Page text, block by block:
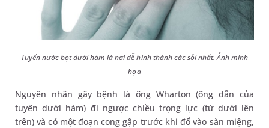
Tuyến nước bọt dưới hàm là nơi dễ hình thành các sỏi nhất. Ảnh minh
họa
Nguyên nhân gây bệnh là ống Wharton (ống dẫn của
tuyến dưới hàm) đi ngược chiều trọng lực (từ dưới lên
trên) và có một đoạn cong gập trước khi đổ vào sàn miệng,